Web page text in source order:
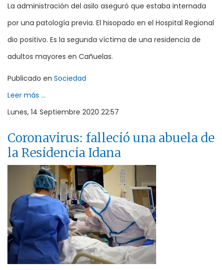
La administración del asilo aseguró que estaba internada
por una patología previa. El hisopado en el Hospital Regional
dio positivo. Es la segunda víctima de una residencia de
adultos mayores en Cañuelas.
Publicado en Sociedad
Leer más ...
Lunes, 14 Septiembre 2020 22:57
Coronavirus: falleció una abuela de
la Residencia Idana